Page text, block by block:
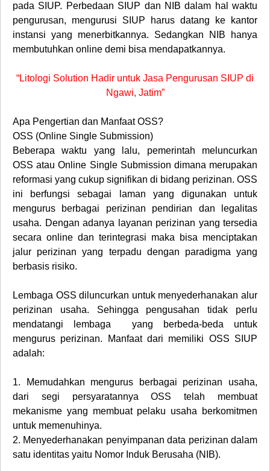
pada SIUP. Perbedaan SIUP dan NIB dalam hal waktu
pengurusan, mengurusi SIUP harus datang ke kantor
instansi yang menerbitkannya. Sedangkan NIB hanya
membutuhkan online demi bisa mendapatkannya.
“Litologi Solution Hadir untuk Jasa Pengurusan SIUP di
Ngawi, Jatim”
Apa Pengertian dan Manfaat OSS?
OSS (Online Single Submission)
Beberapa waktu yang lalu, pemerintah meluncurkan
OSS atau Online Single Submission dimana merupakan
reformasi yang cukup signifikan di bidang perizinan. OSS
ini berfungsi sebagai laman yang digunakan untuk
mengurus berbagai perizinan pendirian dan legalitas
usaha. Dengan adanya layanan perizinan yang tersedia
secara online dan terintegrasi maka bisa menciptakan
jalur perizinan yang terpadu dengan paradigma yang
berbasis risiko.
Lembaga OSS diluncurkan untuk menyederhanakan alur
perizinan usaha. Sehingga pengusahan tidak perlu
mendatangi lembaga yang berbeda-beda untuk
mengurus perizinan. Manfaat dari memiliki OSS SIUP
adalah:
1.
Memudahkan mengurus berbagai perizinan usaha,
dari segi persyaratannya OSS telah membuat
mekanisme yang membuat pelaku usaha berkomitmen
untuk memenuhinya.
2. Menyederhanakan penyimpanan data perizinan dalam
satu identitas yaitu Nomor Induk Berusaha (NIB).